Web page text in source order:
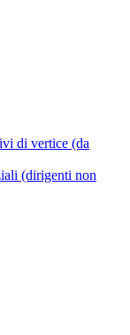
di vertice (da
(dirigenti non